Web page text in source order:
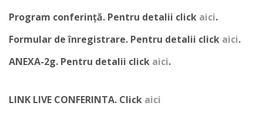
Program conferință. Pentru detalii click aici.
Formular de înregistrare. Pentru detalii click aici.
ANEXA-2g. Pentru detalii click aici.
LINK LIVE CONFERINTA. Click aici